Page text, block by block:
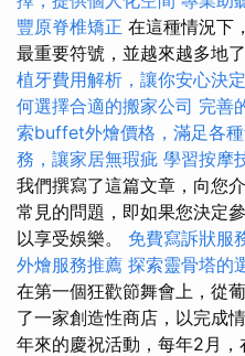
豐原脊椎矯正 在這種情況下
最重要符號，並越來越多地
植牙費用解析，讓你安心決
何選擇合適的搬家公司 完善
索buffet外燴價格，滿足各
務，讓家居無瑕疵 學習按摩
我們撰寫了這篇文章，向您
常見的問題，即如果您決定
以享受娛樂。 免費寫訴狀服
外燴服務推薦 探索靈骨塔的
在第一個狂歡節舞會上，從
了一家創造性商店，以完成
年來的慶祝活動，每年2月